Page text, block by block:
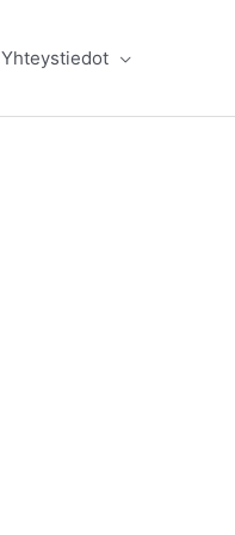
Yhteystiedot